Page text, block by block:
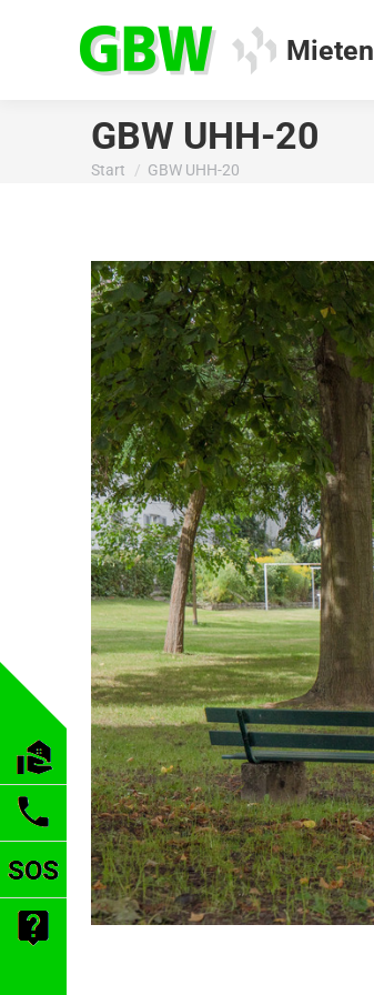
Mieten
GBW UHH-20
Sie befinden sich hier:
Start GBW UHH-20